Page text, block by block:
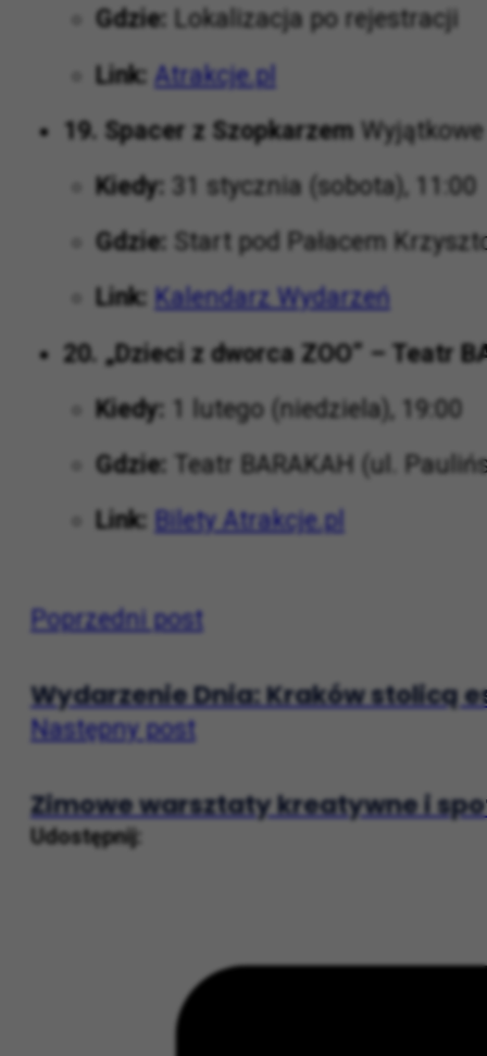
Gdzie: Lokalizacja po rejestracji
Link: Atrakcje.pl
19. Spacer z Szopkarzem
Kiedy: 31 stycznia (sobota), 11:00
Gdzie: Start pod Pałacem
Link: Kalendarz Wydarzeń
20. „Dzieci z dworca ZOO” – Teatr
Kiedy: 1 lutego (niedziela), 19:00
Gdzie: Teatr BARAKAH (ul.
Link: Bilety Atrakcje.pl
Poprzedni post
Wydarzenie Dnia: Kraków stolicą
Następny post
Zimowe warsztaty kreatywne i
Udostępnij: